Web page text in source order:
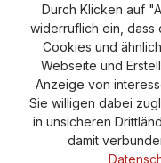
Versand und
Durch Klicken auf
widerruflich ein, dass
Cookies und
Webseite und
Anzeige von
Sie willigen dabei
in unsicheren
damit